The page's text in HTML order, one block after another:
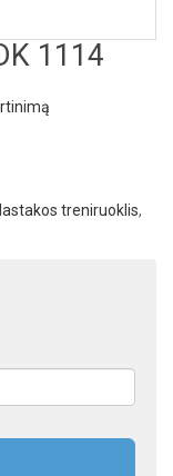
1114
treniruoklis,